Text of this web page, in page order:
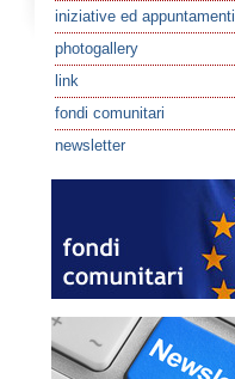
iniziative ed appuntamenti
photogallery
link
fondi comunitari
newsletter